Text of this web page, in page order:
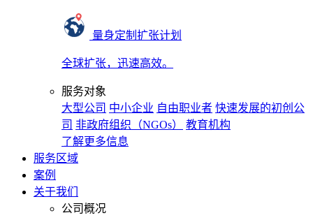
量身定制扩张计划
全球扩张，迅速高效。
服务对象
大型公司 中小企业 自由职业者 快速发展的初创公
司 非政府组织（NGOs）
教育机构
了解更多信息
服务区域
案例
关于我们
公司概况